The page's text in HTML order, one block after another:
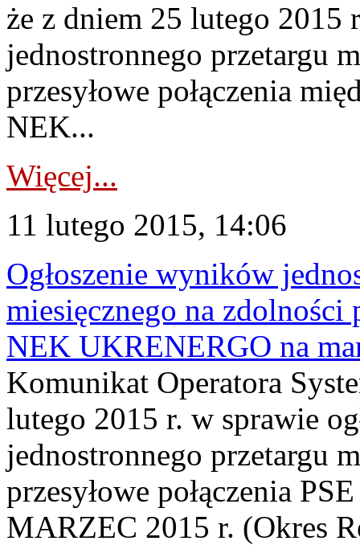
że z dniem 25 lutego 2015
jednostronnego przetargu
przesyłowe połączenia
NEK...
Więcej...
11 lutego 2015, 14:06
Ogłoszenie wyników
miesięcznego na zdolności
NEK UKRENERGO na
Komunikat Operatora
lutego 2015 r. w sprawie
jednostronnego przetargu
przesyłowe połączenia
MARZEC 2015 r. (Okres